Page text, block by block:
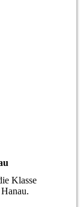
Klasse